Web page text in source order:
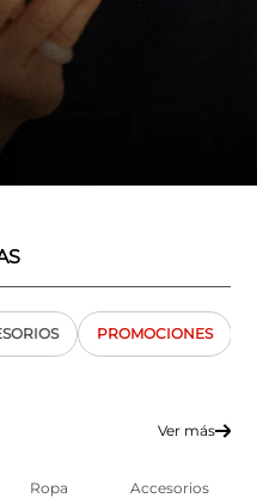
PROMOCIONES
Ver más
Ropa Accesorios